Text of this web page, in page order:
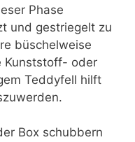
Phase
und gestriegelt zu
büschelweise
Kunststoff- oder
Teddyfell hilft
Box schubbern